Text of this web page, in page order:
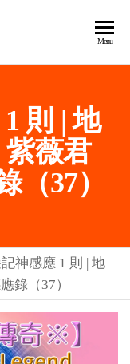
Menu
則 | 地
紫薇君
（37）
神感應 1 則 | 地
錄（37）